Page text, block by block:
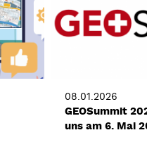
08.01.2026
GEOSummit
uns am 6. Mai